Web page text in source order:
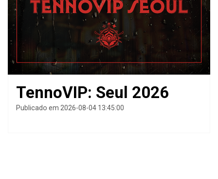
TennoVIP: Seul 2026
Publicado em 2026-08-04 13:45:00